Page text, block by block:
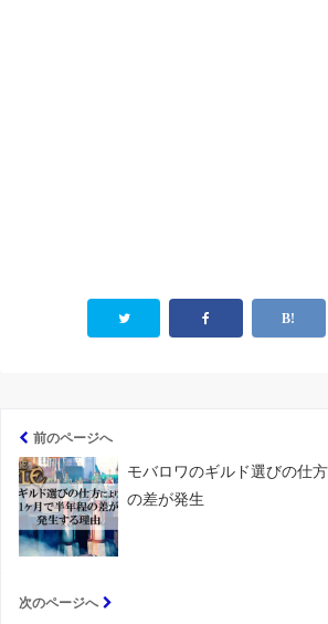
前のページへ
モバロワのギルド選びの仕
の差が発生
次のページへ